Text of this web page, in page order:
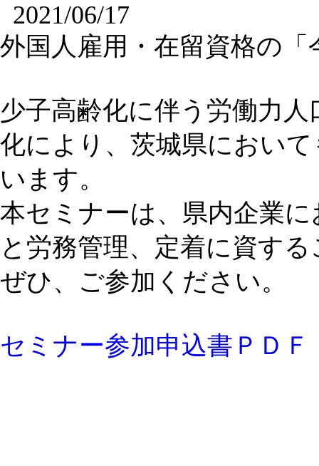
2021/06/17
外国人雇用・在留資格の「
少子高齢化に伴う労働力
化により、茨城県におい
います。
本セミナーは、県内企業
と労務管理、定着に資す
ぜひ、ご参加ください。
セミナー参加申込書ＰＤＦ